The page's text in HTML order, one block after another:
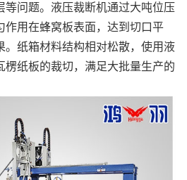
等问题。液压裁断机通过大吨位压
作用在蜂窝板表面，达到切口平
。纸箱材料结构相对松散，使用液
楞纸板的裁切，满足大批量生产的